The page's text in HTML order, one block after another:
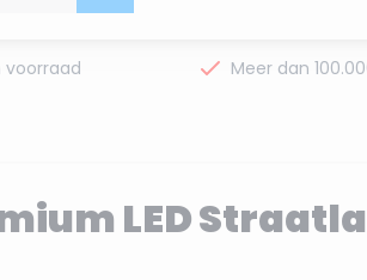
voorraad Meer dan
LED